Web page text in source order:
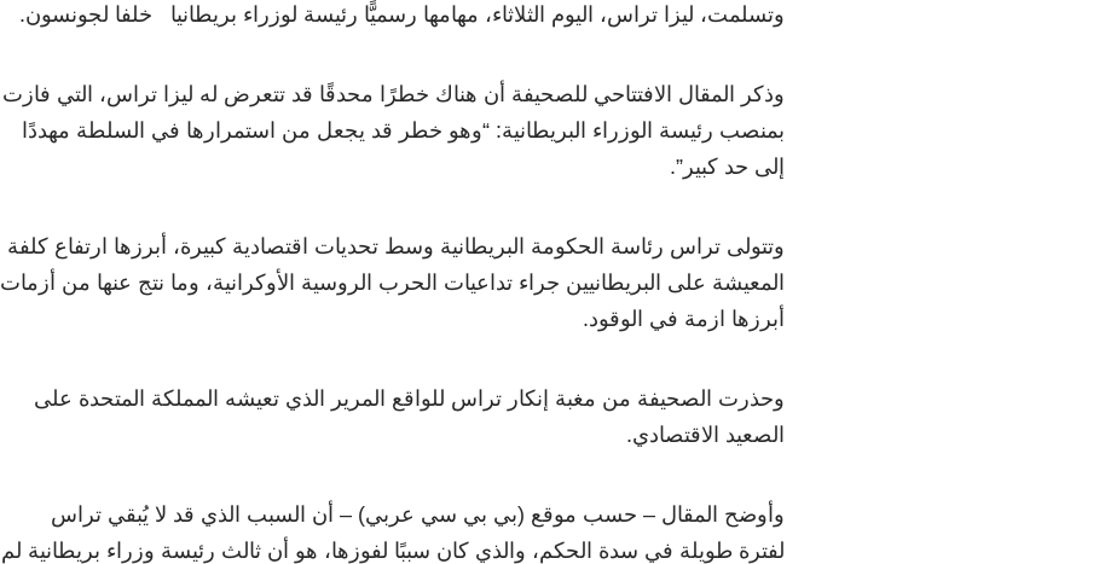
وتسلمت، ليزا تراس، اليوم الثلاثاء، مهامها رسميًّا رئيسة لوزراء بريطانيا خلفا لجونسون.
وذكر المقال الافتتاحي للصحيفة أن هناك خطرًا محدقًا قد تتعرض له ليزا تراس، التي فازت
بمنصب رئيسة الوزراء البريطانية: “وهو خطر قد يجعل من استمرارها في السلطة مهددًا
إلى حد كبير”.
وتتولى تراس رئاسة الحكومة البريطانية وسط تحديات اقتصادية كبيرة، أبرزها ارتفاع كلفة
المعيشة على البريطانيين جراء تداعيات الحرب الروسية الأوكرانية، وما نتج عنها من أزمات
أبرزها ازمة في الوقود.
وحذرت الصحيفة من مغبة إنكار تراس للواقع المرير الذي تعيشه المملكة المتحدة على
الصعيد الاقتصادي.
وأوضح المقال – حسب موقع (بي بي سي عربي) – أن السبب الذي قد لا يُبقي تراس
لفترة طويلة في سدة الحكم، والذي كان سببًا لفوزها، هو أن ثالث رئيسة وزراء بريطانية لم